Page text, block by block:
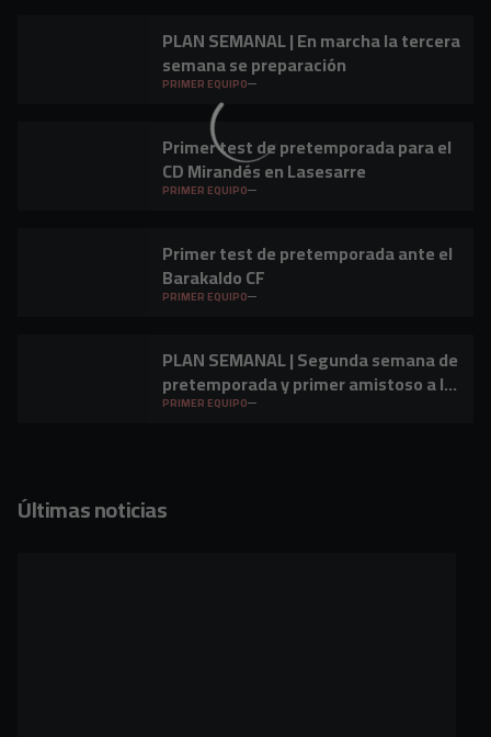
PLAN SEMANAL | En marcha la tercera
semana se preparación
PRIMER EQUIPO
Primer test de pretemporada para el
CD Mirandés en Lasesarre
PRIMER EQUIPO
Primer test de pretemporada ante el
Barakaldo CF
PRIMER EQUIPO
PLAN SEMANAL | Segunda semana de
pretemporada y primer amistoso a la
vista
PRIMER EQUIPO
Últimas noticias